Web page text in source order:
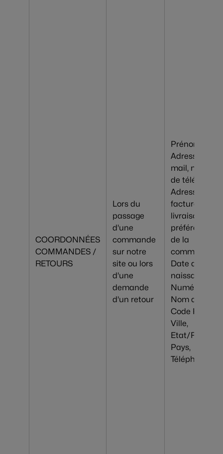
COORDONNÉES
COMMANDES /
RETOURS
Lors du
passage
d'une
commande
sur notre
site ou lors
d'une
demande
d'un retour
Prénom,
Adresse e-
mail, numéro
de téléphone,
Adresse
facturation &
livraison
préférée,
de la
commande,
Date de
naissance,
Numéro &
Nom de rue,
Code Postal,
Ville,
Etat/Région,
Pays,
Téléphone,